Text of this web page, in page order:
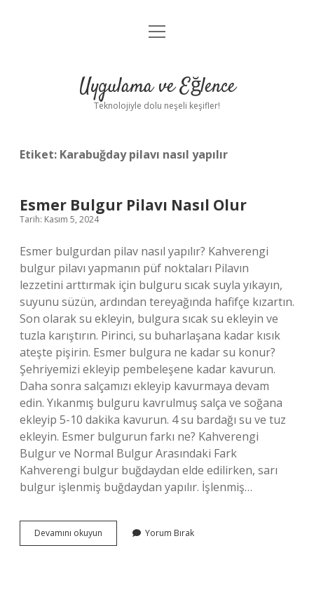
Anasayfa
Yasal Uyarı
menüyü
Uygulama ve Eğlence
Teknolojiyle dolu neşeli keşifler!
Etiket: Karabuğday pilavı nasıl yapılır
Esmer Bulgur Pilavı Nasıl Olur
Tarih: Kasım 5, 2024
Esmer bulgurdan pilav nasıl yapılır? Kahverengi
bulgur pilavı yapmanın püf noktaları Pilavın
lezzetini arttırmak için bulguru sıcak suyla yıkayın,
suyunu süzün, ardından tereyağında hafifçe kızartın.
Son olarak su ekleyin, bulgura sıcak su ekleyin ve
tuzla karıştırın. Pirinci, su buharlaşana kadar kısık
ateşte pişirin. Esmer bulgura ne kadar su konur?
Şehriyemizi ekleyip pembeleşene kadar kavurun.
Daha sonra salçamızı ekleyip kavurmaya devam
edin. Yıkanmış bulguru kavrulmuş salça ve soğana
ekleyip 5-10 dakika kavurun. 4 su bardağı su ve tuz
ekleyin. Esmer bulgurun farkı ne? Kahverengi
Bulgur ve Normal Bulgur Arasındaki Fark
Kahverengi bulgur buğdaydan elde edilirken, sarı
bulgur işlenmiş buğdaydan yapılır. İşlenmiş…
Devamını okuyun
Bulgur
Yorum Bırak